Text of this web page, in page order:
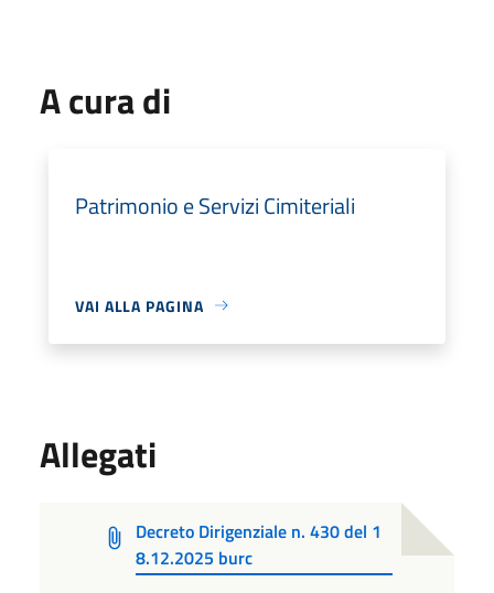
A cura di
Patrimonio e Servizi Cimiteriali
VAI ALLA PAGINA
Allegati
Decreto Dirigenziale n. 430 del 1
8.12.2025 burc